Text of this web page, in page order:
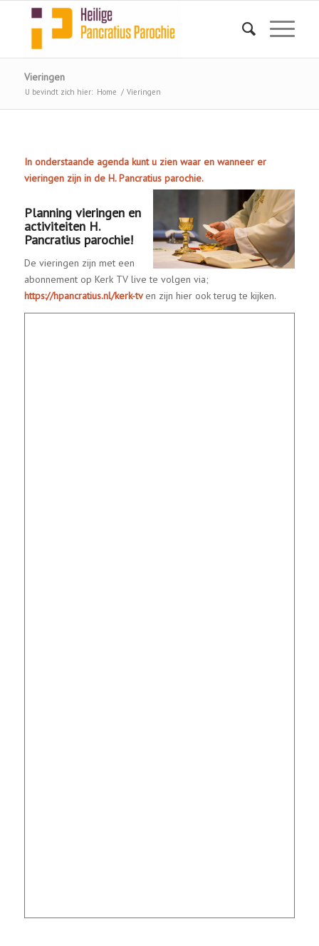
Vieringen
U bevindt zich hier: Home / Vieringen
In onderstaande agenda kunt u zien waar en wanneer er
vieringen zijn in de H. Pancratius parochie.
Planning vieringen en
activiteiten H.
Pancratius parochie!
De vieringen zijn met een
abonnement op Kerk TV live te volgen via;
https://hpancratius.nl/kerk-tv en zijn hier ook terug te kijken.